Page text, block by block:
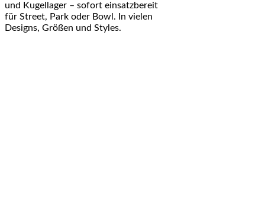
und Kugellager – sofort einsatzbereit
für Street, Park oder Bowl. In vielen
Designs, Größen und Styles.